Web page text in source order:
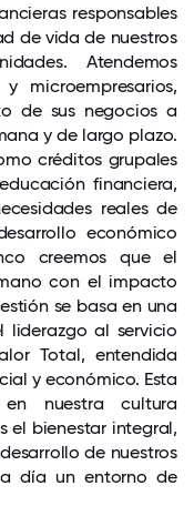
responsables
de vida de nuestros
Atendemos
microempresarios,
de sus negocios a
y de largo plazo.
créditos grupales
financiera,
reales de
económico
creemos que el
con el impacto
se basa en una
liderazgo al servicio
Total, entendida
y económico. Esta
nuestra cultura
el bienestar integral,
de nuestros
día un entorno de